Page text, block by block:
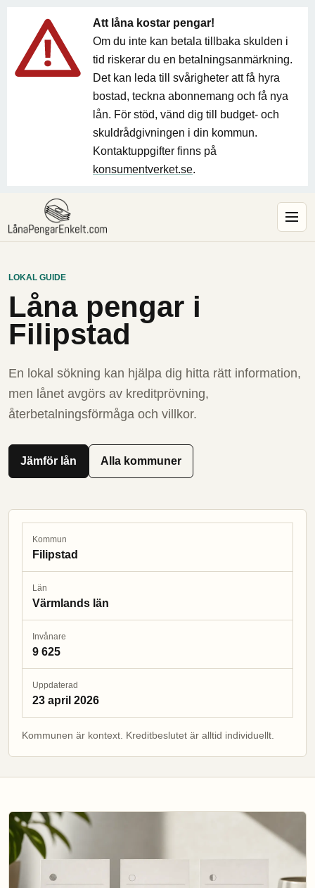
Att låna kostar pengar!
Om du inte kan betala tillbaka skulden i
tid riskerar du en betalningsanmärkning.
Det kan leda till svårigheter att få hyra
bostad, teckna abonnemang och få nya
lån. För stöd, vänd dig till budget- och
skuldrådgivningen i din kommun.
Kontaktuppgifter finns på
konsumentverket.se.
LOKAL GUIDE
Låna pengar i
Filipstad
En lokal sökning kan hjälpa dig hitta rätt information,
men lånet avgörs av kreditprövning,
återbetalningsförmåga och villkor.
Jämför lån Alla kommuner
Kommun
Filipstad
Län
Värmlands län
Invånare
9 625
Uppdaterad
23 april 2026
Kommunen är kontext. Kreditbeslutet är alltid individuellt.